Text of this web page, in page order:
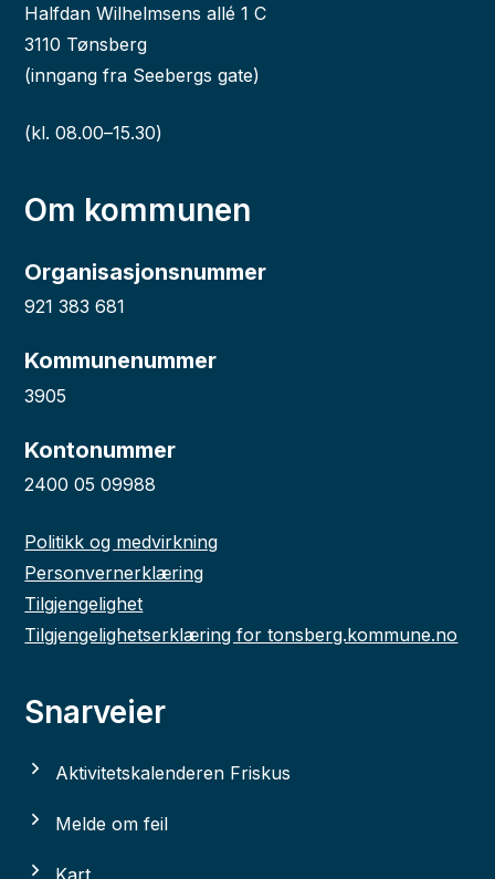
Halfdan Wilhelmsens allé 1 C
3110 Tønsberg
(inngang fra Seebergs gate)
(kl. 08.00–15.30)
Om kommunen
Organisasjonsnummer
921 383 681
Kommunenummer
3905
Kontonummer
2400 05 09988
Politikk og medvirkning
Personvernerklæring
Tilgjengelighet
Tilgjengelighetserklæring for tonsberg.kommune.no
Snarveier
Aktivitetskalenderen Friskus
Melde om feil
Kart